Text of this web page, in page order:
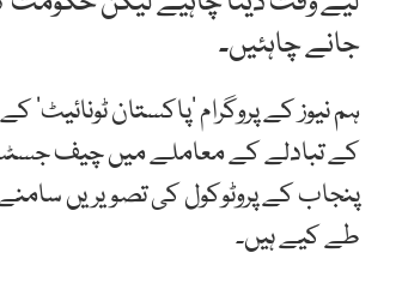
جانے چاہئیں۔
ہم نیوز کے پروگرام ’پاکستان
کے تبادلے کے معاملے میں چیف جسٹس
پنجاب کے پروٹوکول کی تصویریں
طے کیے ہیں۔